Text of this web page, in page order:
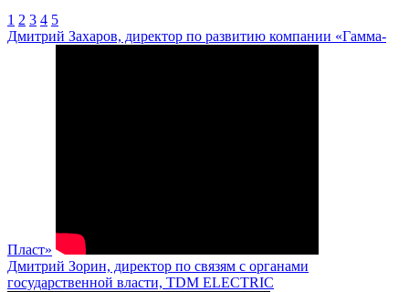
1 2 3 4 5
Дмитрий Захаров, директор по развитию компании «Гамма-
Пласт»
Дмитрий Зорин, директор по связям с органами
государственной власти, TDM ELECTRIC